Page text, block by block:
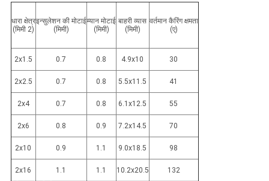
धारा क्षेत्र
(मिमी 2)
इन्सुलेशन की मोटाई
(मिमी)
म्यान मोटाई
(मिमी)
बाहरी व्यास
(मिमी)
वर्तमान कैरिंग क्षमता
(ए)
2x1.5 0.7 0.8 4.9x10 30
2x2.5 0.7 0.8 5.5x11.5 41
2x4 0.7 0.8 6.1x12.5 55
2x6 0.8 0.9 7.2x14.5 70
2x10 0.9 1.1 9.0x18.5 98
2x16 1.1 1.1 10.2x20.5 132